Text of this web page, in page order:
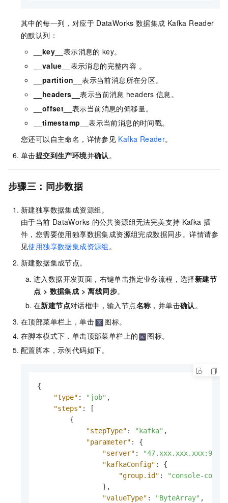
其中的每一列，对应于 DataWorks 数据集成 Kafka Reader
的默认列：
__key__ 表示消息的 key。
__value__ 表示消息的完整内容 。
__partition__表示当前消息所在分区。
__headers__表示当前消息 headers 信息。
__offset__ 表示当前消息的偏移量。
__timestamp__表示当前消息的时间戳。
您还可以自主命名，详情参见 Kafka Reader。
单击提交到生产环境并确认 。
步骤三：同步数据
新建独享数据集成资源组。
由于当前 DataWorks 的公共资源组无法完美支持 Kafka 插
件，您需要使用独享数据集成资源组完成数据同步。详情请参
见使用独享数据集成资源组 。
新建数据集成节点。
进入数据开发页面，右键单击指定业务流程，选择新建节
点 > 数据集成 >离线同步。
在新建节点对话框中，输入节点名称 ，并单击确认 。
在顶部菜单栏上，单击
图标。
在脚本模式下，单击顶部菜单栏上的
图标。
配置脚本，示例代码如下。
{
"type" : "job" ,
"steps" :
[
{
"stepType" : "kafka" ,
"parameter" :
{
"server" :
"47.xxx.xxx.xxx:9092"
"kafkaConfig" :
{
"group.id" :
"console-
} ,
"valueType" : "ByteArray" ,